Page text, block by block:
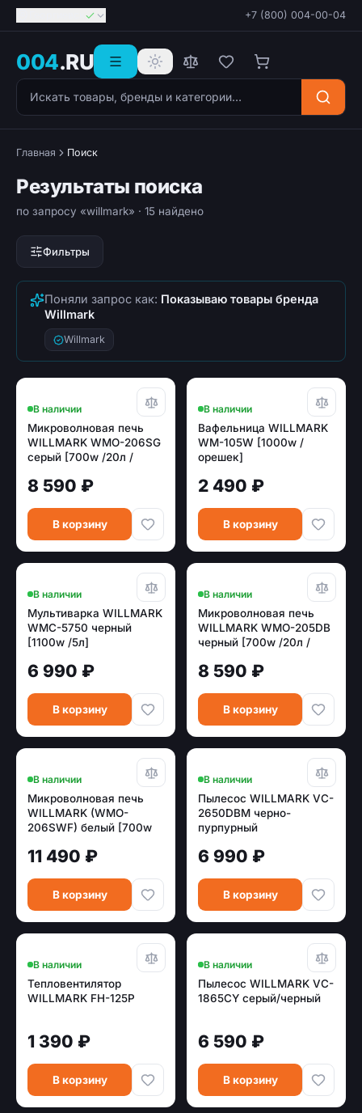
+7 (800) 004-00-04
004.RU
Поиск товаров
Главная Поиск
Результаты поиска
по запросу «willmark» · 15 найдено
Фильтры
Поняли запрос как: Показываю товары бренда
Willmark
Willmark
В наличии
Микроволновая печь
WILLMARK WMO-206SG
серый [700w /20л /
8 590 ₽
В корзину
В наличии
Вафельница WILLMARK
WM-105W [1000w /
орешек]
2 490 ₽
В корзину
В наличии
Мультиварка WILLMARK
WMC-5750 черный
[1100w /5л]
6 990 ₽
В корзину
В наличии
Микроволновая печь
WILLMARK WMO-205DB
черный [700w /20л /
8 590 ₽
В корзину
В наличии
Микроволновая печь
WILLMARK (WMO-
206SWF) белый [700w
11 490 ₽
В корзину
В наличии
Пылесос WILLMARK VC-
2650DBM черно-
пурпурный
6 990 ₽
В корзину
В наличии
Тепловентилятор
WILLMARK FH-125P
1 390 ₽
В корзину
В наличии
Пылесос WILLMARK VC-
1865CY серый/черный
6 590 ₽
В корзину